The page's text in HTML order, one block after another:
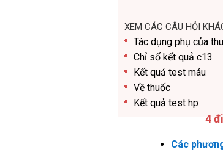
XEM CÁC CÂU HỎI
Tác dụng phụ của
Chỉ số kết quả c13
Kết quả test máu
Về thuốc
Kết quả test hp
4
Các